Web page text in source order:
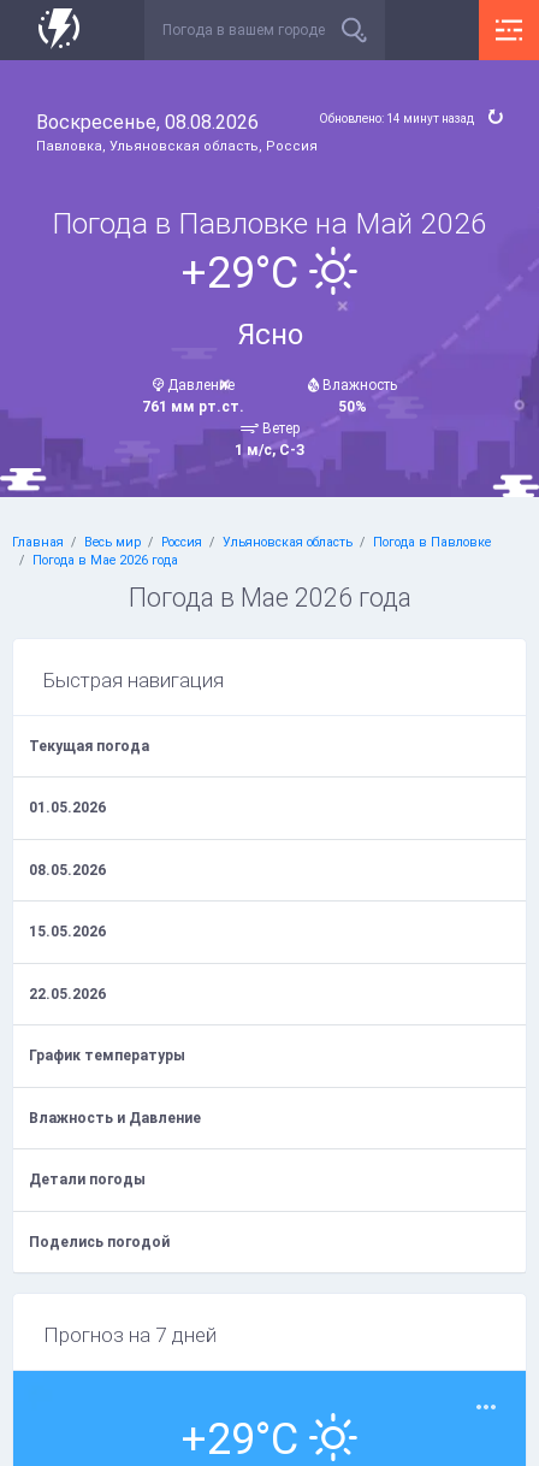
Воскресенье, 08.08.2026
Павловка, Ульяновская область, Россия
Обновлено: 14 минут назад
Погода в Павловке на Май 2026
+29°C
Ясно
Давление
761 мм рт.ст.
Влажность
50%
Ветер
1 м/с, С-З
Главная Весь мир Россия Ульяновская область
Погода в Павловке
Погода в Мае 2026 года
Погода в Мае 2026 года
Быстрая навигация
Текущая погода
01.05.2026
08.05.2026
15.05.2026
22.05.2026
График температуры
Влажность и Давление
Детали погоды
Поделись погодой
Прогноз на 7 дней
+29°C